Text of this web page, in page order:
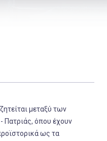
μεταξύ των
Πατριάς, όπου έχουν
ως τα